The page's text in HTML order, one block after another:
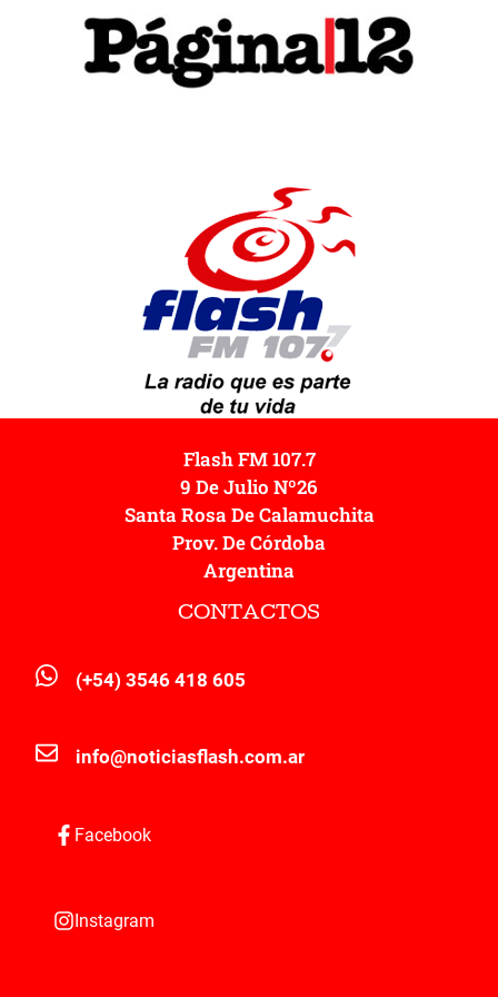
Flash FM 107.7
9 De Julio Nº26
Santa Rosa De Calamuchita
Prov. De Córdoba
Argentina
CONTACTOS
(+54) 3546 418 605
info@noticiasflash.com.ar
Facebook
Instagram